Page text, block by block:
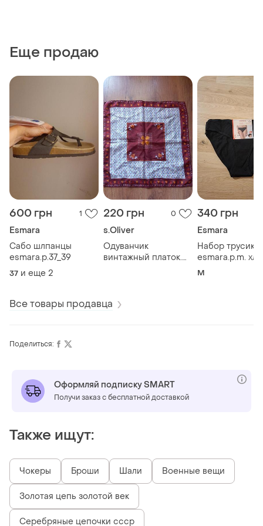
Еще продаю
600 грн 1
Esmara
Сабо шлпанцы
esmara.р.37_39
37 и еще 2
220 грн 0
s.Oliver
Одуванчик
винтажный платок.
340 грн
Esmara
Набор
esmara.p.m.
M
Все товары продавца
Поделиться:
Оформляй подписку SMART
Получи заказ с бесплатной доставкой
Также ищут:
Чокеры Броши Шали Военные вещи
Золотая цепь золотой век
Серебряные цепочки ссср